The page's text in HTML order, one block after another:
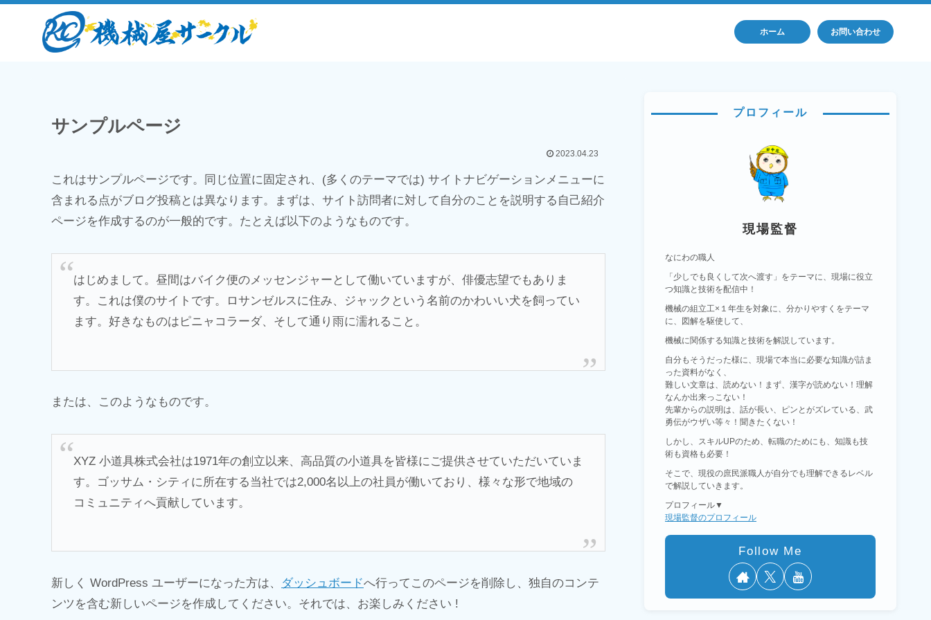
ホーム お問い合わせ
サンプルページ
2023.04.23
これはサンプルページです。同じ位置に固定され、(多くのテーマでは) サイトナビゲーションメニューに
含まれる点がブログ投稿とは異なります。まずは、サイト訪問者に対して自分のことを説明する自己紹介
ページを作成するのが一般的です。たとえば以下のようなものです。
はじめまして。昼間はバイク便のメッセンジャーとして働いていますが、俳優志望でもありま
す。これは僕のサイトです。ロサンゼルスに住み、ジャックという名前のかわいい犬を飼ってい
ます。好きなものはピニャコラーダ、そして通り雨に濡れること。
または、このようなものです。
XYZ 小道具株式会社は1971年の創立以来、高品質の小道具を皆様にご提供させていただいていま
す。ゴッサム・シティに所在する当社では2,000名以上の社員が働いており、様々な形で地域の
コミュニティへ貢献しています。
新しく WordPress ユーザーになった方は、 ダッシュボードへ行ってこのページを削除し、独自のコンテ
ンツを含む新しいページを作成してください。それでは、お楽しみください !
プロフィール
現場監督
なにわの職人
「少しでも良くして次へ渡す」をテーマに、現場に役立
つ知識と技術を配信中！
機械の組立工×１年生を対象に、分かりやすくをテーマ
に、図解を駆使して、
機械に関係する知識と技術を解説しています。
自分もそうだった様に、現場で本当に必要な知識が詰ま
った資料がなく、
難しい文章は、読めない！まず、漢字が読めない！理解
なんか出来っこない！
先輩からの説明は、話が長い、ピンとがズレている、武
勇伝がウザい等々！聞きたくない！
しかし、スキルUPのため、転職のためにも、知識も技
術も資格も必要！
そこで、現役の庶民派職人が自分でも理解できるレベル
で解説していきます。
プロフィール▼
現場監督のプロフィール